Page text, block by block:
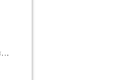
Жителям Соль-Илецка напомнили, что ветки от деревьев нельзя оставлять на площадках ТКО | Новости Соль-Илецка